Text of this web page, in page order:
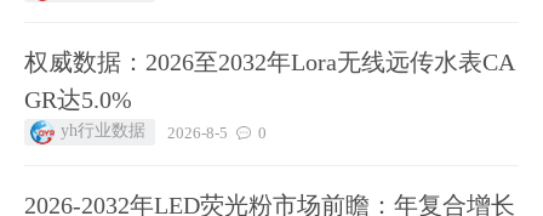
权威数据：2026至2032年Lora无线远传水表CA
GR达5.0%
yh行业数据 2026-8-5 0
2026-2032年LED荧光粉市场前瞻：年复合增长